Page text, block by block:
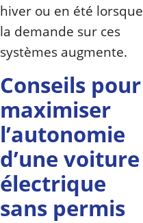
hiver ou en été lorsque
la demande sur ces
systèmes augmente.
Conseils pour
maximiser
l’autonomie
d’une voiture
électrique
sans permis